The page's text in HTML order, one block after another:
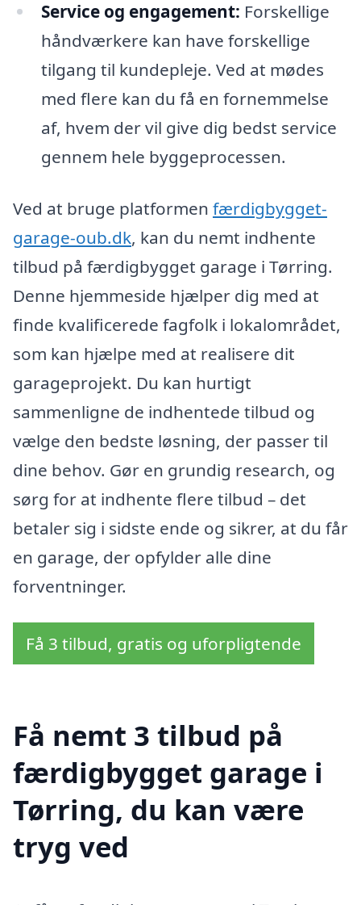
Service og engagement: Forskellige
håndværkere kan have forskellige
tilgang til kundepleje. Ved at mødes
med flere kan du få en fornemmelse
af, hvem der vil give dig bedst service
gennem hele byggeprocessen.
Ved at bruge platformen færdigbygget-
garage-oub.dk, kan du nemt indhente
tilbud på færdigbygget garage i Tørring.
Denne hjemmeside hjælper dig med at
finde kvalificerede fagfolk i lokalområdet,
som kan hjælpe med at realisere dit
garageprojekt. Du kan hurtigt
sammenligne de indhentede tilbud og
vælge den bedste løsning, der passer til
dine behov. Gør en grundig research, og
sørg for at indhente flere tilbud – det
betaler sig i sidste ende og sikrer, at du får
en garage, der opfylder alle dine
forventninger.
Få 3 tilbud, gratis og uforpligtende
Få nemt 3 tilbud på
færdigbygget garage i
Tørring, du kan være
tryg ved